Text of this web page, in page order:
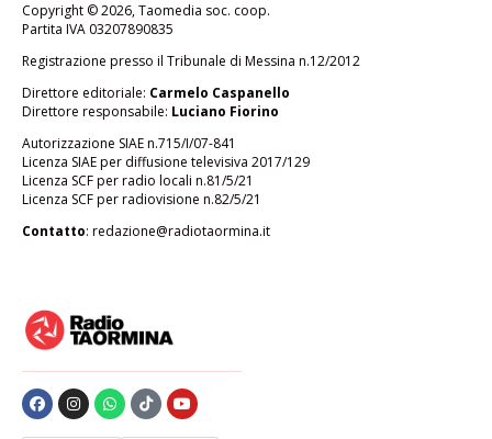
Copyright © 2026, Taomedia soc. coop.
Partita IVA 03207890835
Registrazione presso il Tribunale di Messina n.12/2012
Direttore editoriale: Carmelo Caspanello
Direttore responsabile: Luciano Fiorino
Autorizzazione SIAE n.715/I/07-841
Licenza SIAE per diffusione televisiva 2017/129
Licenza SCF per radio locali n.81/5/21
Licenza SCF per radiovisione n.82/5/21
Contatto: redazione@radiotaormina.it